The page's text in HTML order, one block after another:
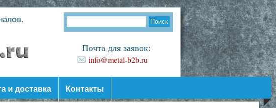
Почта для заявок:
info@metal-b2b.ru
и доставка Контакты